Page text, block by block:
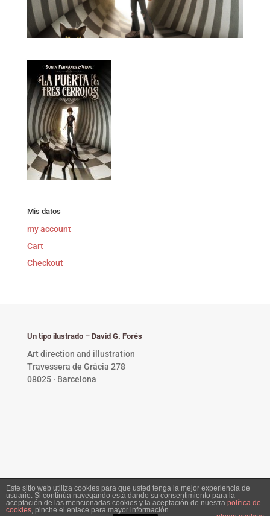
Mis datos
my account
Cart
Checkout
Un tipo ilustrado – David G. Forés
Art direction and illustration
Travessera de Gràcia 278
08025 · Barcelona
Privacy Policy •Copyright © 2023 David G. Forés. All
rights reserved.
Este sitio web utiliza cookies para que usted tenga la mejor experiencia de
usuario. Si continúa navegando está dando su consentimiento para la
aceptación de las mencionadas cookies y la aceptación de nuestra política de
cookies, pinche el enlace para mayor información.